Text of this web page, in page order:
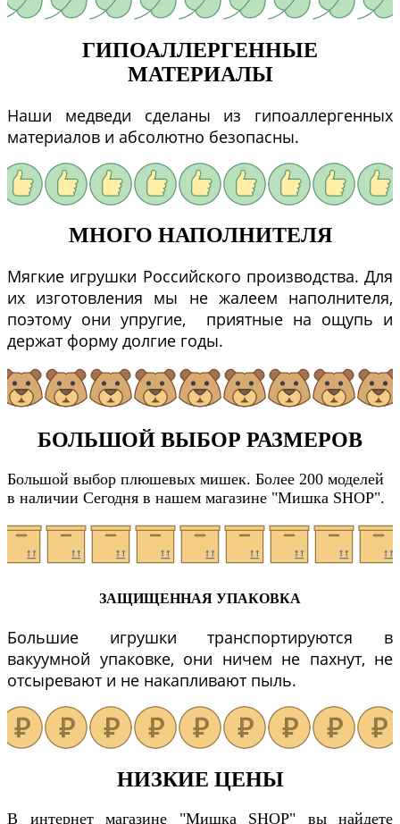
ГИПОАЛЛЕРГЕННЫЕ
МАТЕРИАЛЫ
Наши медведи сделаны из гипоаллергенных
материалов и абсолютно безопасны.
МНОГО НАПОЛНИТЕЛЯ
Мягкие игрушки Российского производства. Для
их изготовления мы не жалеем наполнителя,
поэтому они упругие, приятные на ощупь и
держат форму долгие годы.
БОЛЬШОЙ ВЫБОР РАЗМЕРОВ
Большой выбор плюшевых мишек. Более 200 моделей
в наличии Сегодня в нашем магазине "Мишка SHOP".
ЗАЩИЩЕННАЯ УПАКОВКА
Большие игрушки транспортируются в
вакуумной упаковке, они ничем не пахнут, не
отсыревают и не накапливают пыль.
НИЗКИЕ ЦЕНЫ
В интернет магазине "Мишка SHOP" вы найдете